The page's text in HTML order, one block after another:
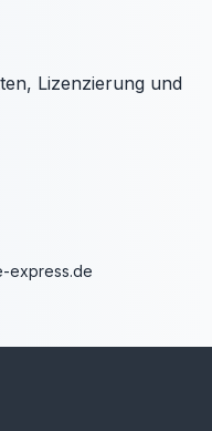
Lizenzierung und
express.de